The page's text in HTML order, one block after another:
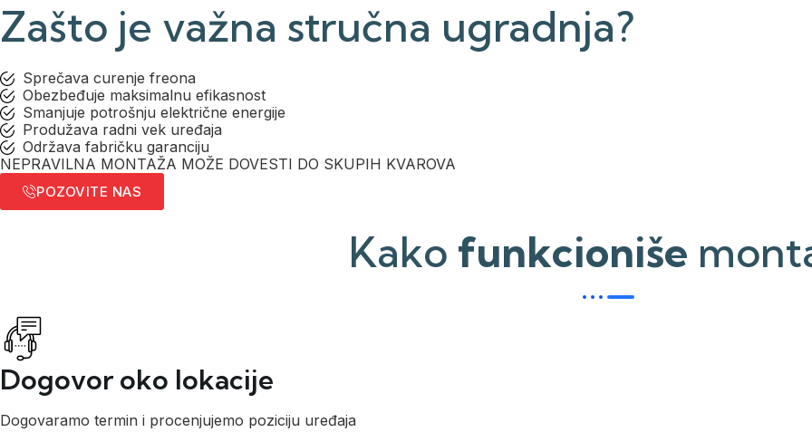
Zašto je važna stručna ugradnja?
Sprečava curenje freona
Obezbeđuje maksimalnu efikasnost
Smanjuje potrošnju električne energije
Produžava radni vek uređaja
Održava fabričku garanciju
NEPRAVILNA MONTAŽA MOŽE DOVESTI DO SKUPIH KVAROVA
POZOVITE NAS
Kako funkcioniše
Dogovor oko lokacije
Dogovaramo termin i procenjujemo poziciju uređaja